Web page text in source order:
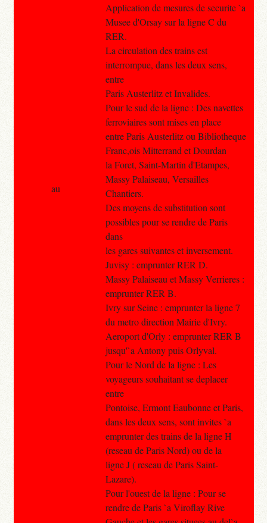
Application de mesures de securite `a
Musee d'Orsay sur la ligne C du
RER.
La circulation des trains est
interrompue, dans les deux sens,
entre
Paris Austerlitz et Invalides.
Pour le sud de la ligne : Des navettes
ferroviaires sont mises en place
entre Paris Austerlitz ou Bibliotheque
Franc,ois Mitterrand et Dourdan
la Foret, Saint-Martin d'Etampes,
Massy Palaiseau, Versailles
Chantiers.
Des moyens de substitution sont
possibles pour se rendre de Paris
dans
les gares suivantes et inversement.
Juvisy : emprunter RER D.
Massy Palaiseau et Massy Verrieres :
emprunter RER B.
Ivry sur Seine : emprunter la ligne 7
du metro direction Mairie d'Ivry.
Aeroport d'Orly : emprunter RER B
jusqu'`a Antony puis Orlyval.
Pour le Nord de la ligne : Les
voyageurs souhaitant se deplacer
entre
Pontoise, Ermont Eaubonne et Paris,
dans les deux sens, sont invites `a
emprunter des trains de la ligne H
(reseau de Paris Nord) ou de la
ligne J ( reseau de Paris Saint-
Lazare).
Pour l'ouest de la ligne : Pour se
rendre de Paris `a Viroflay Rive
au